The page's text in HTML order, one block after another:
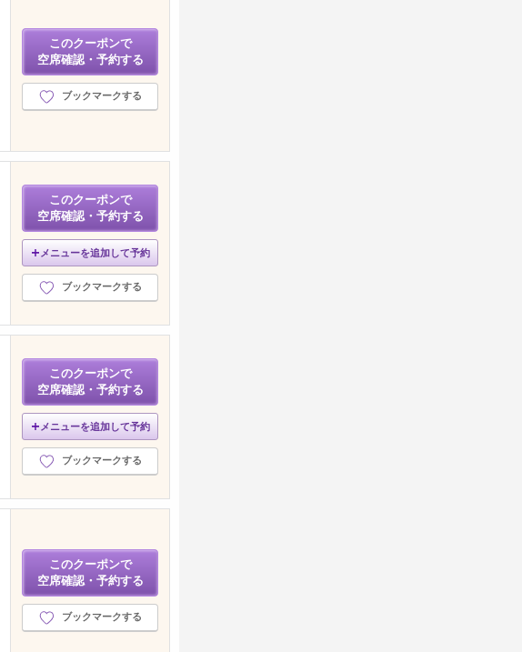
このクーポンで
空席確認・予約する
ブックマークする
このクーポンで
空席確認・予約する
メニューを追加して予約
ブックマークする
このクーポンで
空席確認・予約する
メニューを追加して予約
ブックマークする
このクーポンで
空席確認・予約する
ブックマークする